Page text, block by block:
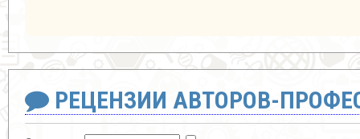
РЕЦЕНЗИИ АВТОРОВ-